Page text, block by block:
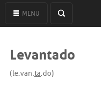
MENU
Levantado
(le.van.ta.do)